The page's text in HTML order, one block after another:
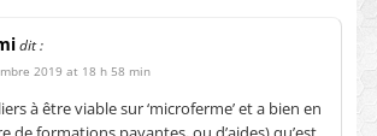
dit :
2019 at 18 h 58 min
à être viable sur ‘microferme’ et a bien en